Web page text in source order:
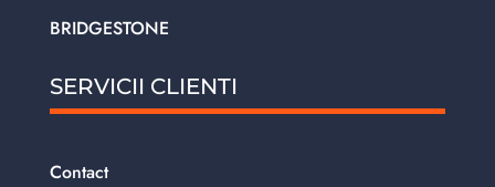
BRIDGESTONE
SERVICII CLIENTI
Contact